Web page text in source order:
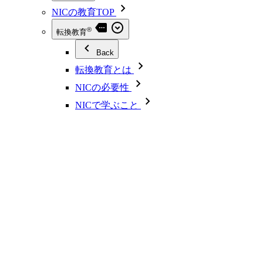
NICの教育TOP
転換教育®
Back
転換教育とは
NICの必要性
NICで学ぶこと